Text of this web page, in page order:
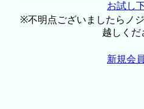
お試し
※不明点ございましたらノ
越しくだ
新規会